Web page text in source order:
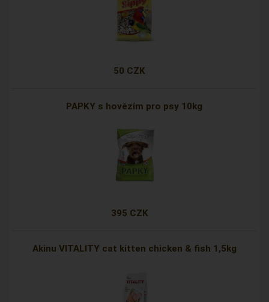
50 CZK
PAPKY s hovězím pro psy 10kg
395 CZK
Akinu VITALITY cat kitten chicken & fish 1,5kg